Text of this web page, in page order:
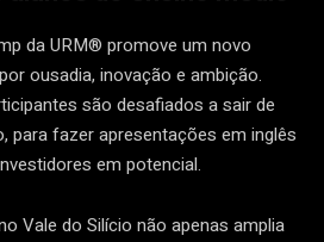
da URM® promove um novo
ousadia, inovação e ambição.
são desafiados a sair de
para fazer apresentações em inglês
em potencial.
Vale do Silício não apenas amplia